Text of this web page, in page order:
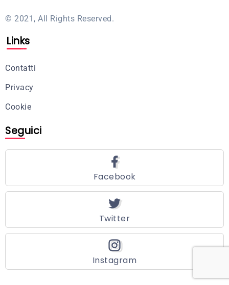
© 2021, All Rights Reserved.
Links
Contatti
Privacy
Cookie
Seguici
Facebook
Twitter
Instagram